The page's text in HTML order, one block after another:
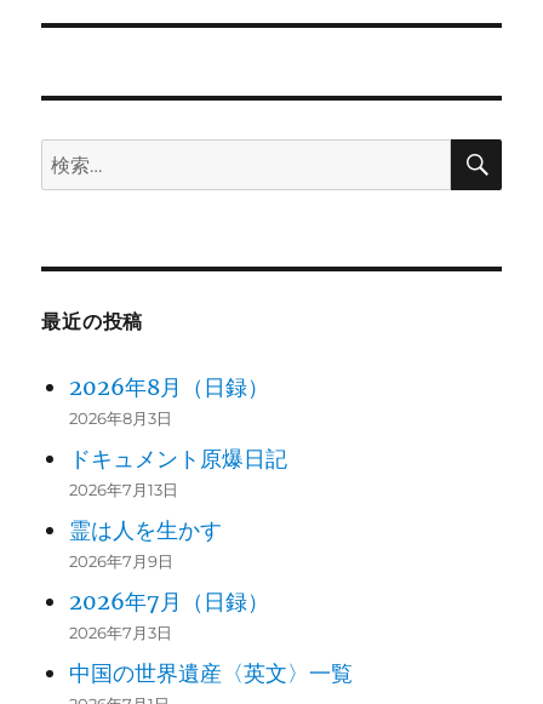
シ
ン
投
検
索:
検
最近の投稿
2026年8月（日録）
2026年8月3日
ドキュメント原爆日記
2026年7月13日
霊は人を生かす
2026年7月9日
2026年7月（日録）
2026年7月3日
中国の世界遺産〈英文〉一覧